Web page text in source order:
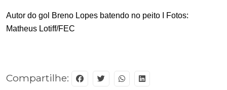
Autor do gol Breno Lopes batendo no peito I Fotos:
Matheus Lotiff/FEC
Compartilhe: